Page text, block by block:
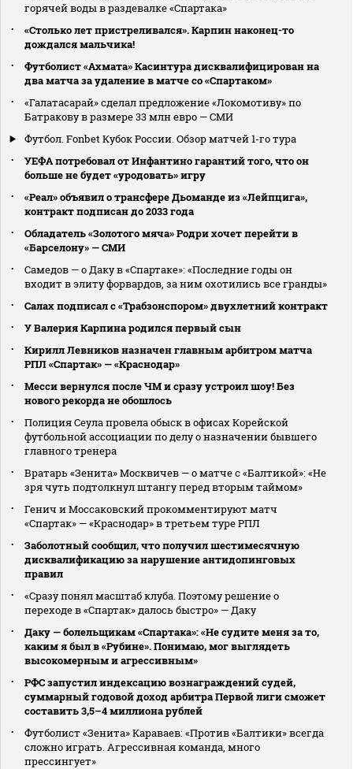
горячей воды в раздевалке «Спартака»
«Столько лет пристреливался». Карпин наконец-то
дождался мальчика!
Футболист «Ахмата» Касинтура дисквалифицирован на
два матча за удаление в матче со «Спартаком»
«Галатасарай» сделал предложение «Локомотиву» по
Батракову в размере 33 млн евро — СМИ
Футбол. Fonbet Кубок России. Обзор матчей 1-го тура
УЕФА потребовал от Инфантино гарантий того, что он
больше не будет «уродовать» игру
«Реал» объявил о трансфере Дьоманде из «Лейпцига»,
контракт подписан до 2033 года
Обладатель «Золотого мяча» Родри хочет перейти в
«Барселону» — СМИ
Самедов — о Даку в «Спартаке»: «Последние годы он
входит в элиту форвардов, за ним охотились все гранды»
Салах подписал с «Трабзонспором» двухлетний контракт
У Валерия Карпина родился первый сын
Кирилл Левников назначен главным арбитром матча
РПЛ «Спартак» — «Краснодар»
Месси вернулся после ЧМ и сразу устроил шоу! Без
нового рекорда не обошлось
Полиция Сеула провела обыск в офисах Корейской
футбольной ассоциации по делу о назначении бывшего
главного тренера
Вратарь «Зенита» Москвичев — о матче с «Балтикой»: «Не
зря чуть подтолкнул штангу перед вторым таймом»
Генич и Моссаковский прокомментируют матч
«Спартак» — «Краснодар» в третьем туре РПЛ
Заболотный сообщил, что получил шестимесячную
дисквалификацию за нарушение антидопинговых
правил
«Сразу понял масштаб клуба. Поэтому решение о
переходе в «Спартак» далось быстро» — Даку
Даку — болельщикам «Спартака»: «Не судите меня за то,
каким я был в «Рубине». Понимаю, мог выглядеть
высокомерным и агрессивным»
РФС запустил индексацию вознаграждений судей,
суммарный годовой доход арбитра Первой лиги сможет
составить 3,5–4 миллиона рублей
Футболист «Зенита» Караваев: «Против «Балтики» всегда
сложно играть. Агрессивная команда, много
прессингует»